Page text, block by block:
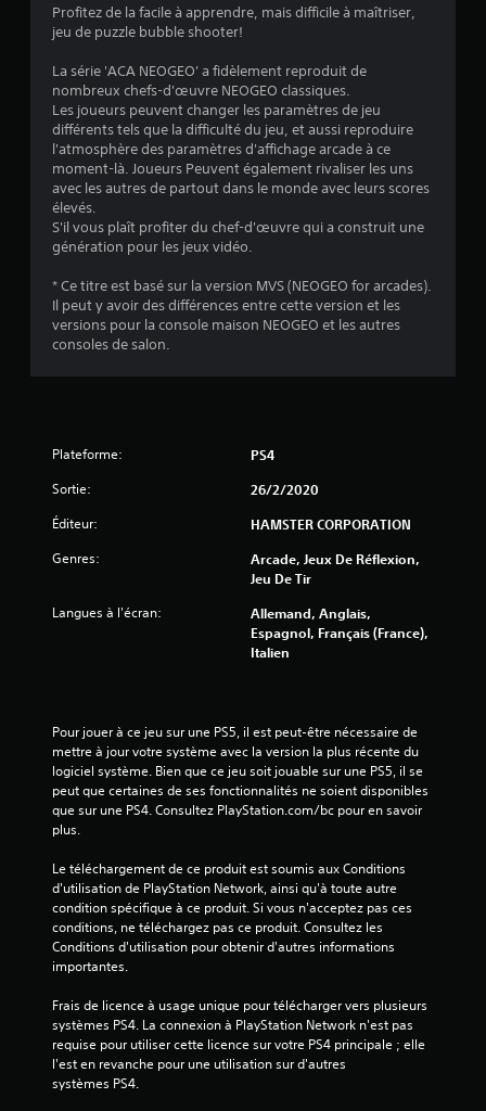
t
o
i
l
r
5
2
7
a
i
s
Profitez de la facile à apprendre, mais difficile à maîtriser,
jeu de puzzle bubble shooter!
La série 'ACA NEOGEO' a fidèlement reproduit de
nombreux chefs-d'œuvre NEOGEO classiques.
Les joueurs peuvent changer les paramètres de jeu
différents tels que la difficulté du jeu, et aussi reproduire
l'atmosphère des paramètres d'affichage arcade à ce
moment-là. Joueurs Peuvent également rivaliser les uns
avec les autres de partout dans le monde avec leurs scores
élevés.
S'il vous plaît profiter du chef-d'œuvre qui a construit une
génération pour les jeux vidéo.
* Ce titre est basé sur la version MVS (NEOGEO for arcades).
Il peut y avoir des différences entre cette version et les
versions pour la console maison NEOGEO et les autres
consoles de salon.
Plateforme: PS4
Sortie: 26/2/2020
Éditeur: HAMSTER CORPORATION
Genres:
Arcade, Jeux De Réflexion,
Jeu De Tir
Langues à l'écran:
Allemand, Anglais,
Espagnol, Français (France),
Italien
Pour jouer à ce jeu sur une PS5, il est peut-être nécessaire de
mettre à jour votre système avec la version la plus récente du
logiciel système. Bien que ce jeu soit jouable sur une PS5, il se
peut que certaines de ses fonctionnalités ne soient disponibles
que sur une PS4. Consultez PlayStation.com/bc pour en savoir
plus.
Le téléchargement de ce produit est soumis aux Conditions
d'utilisation de PlayStation Network, ainsi qu'à toute autre
condition spécifique à ce produit. Si vous n'acceptez pas ces
conditions, ne téléchargez pas ce produit. Consultez les
Conditions d'utilisation pour obtenir d'autres informations
importantes.
Frais de licence à usage unique pour télécharger vers plusieurs
systèmes PS4. La connexion à PlayStation Network n'est pas
requise pour utiliser cette licence sur votre PS4 principale ; elle
l'est en revanche pour une utilisation sur d'autres
systèmes PS4.